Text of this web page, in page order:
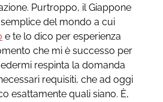
Purtroppo, il Giappone
del mondo a cui
e te lo dico per esperienza
che mi è successo per
respinta la domanda
requisiti, che ad oggi
esattamente quali siano. È,